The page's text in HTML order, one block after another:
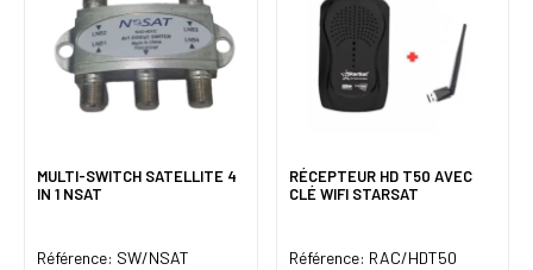
MULTI-SWITCH SATELLITE 4
IN 1 NSAT
Référence: SW/NSAT
RÉCEPTEUR HD T50 AVEC
CLÉ WIFI STARSAT
Référence: RAC/HDT50